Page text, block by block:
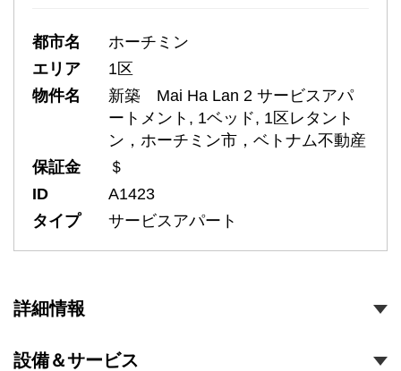
都市名
ホーチミン
エリア
1区
物件名
新築 Mai Ha Lan 2 サービスアパ
ートメント, 1ベッド, 1区レタント
ン，ホーチミン市，ベトナム不動産
保証金
＄
ID
A1423
タイプ
サービスアパート
詳細情報
設備＆サービス